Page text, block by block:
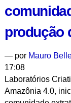
do
fala
artigo
que
prevê
possível
produção
— por Mauro
17:08
Laboratórios
Amazônia 4.0,